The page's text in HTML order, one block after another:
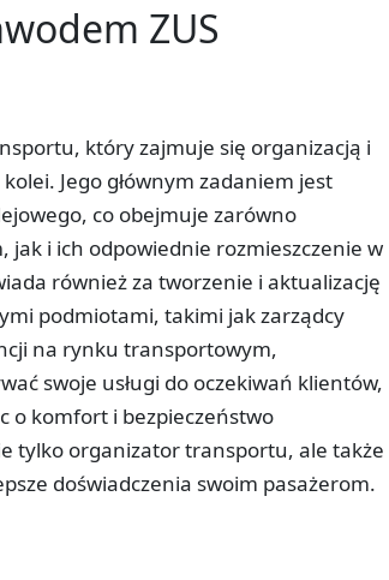
ZUS
który zajmuje się organizacją i
Jego głównym zadaniem jest
co obejmuje zarówno
i ich odpowiednie rozmieszczenie w
również za tworzenie i aktualizację
podmiotami, takimi jak zarządcy
na rynku transportowym,
swoje usługi do oczekiwań klientów,
o komfort i bezpieczeństwo
tylko organizator transportu, ale także
doświadczenia swoim pasażerom.